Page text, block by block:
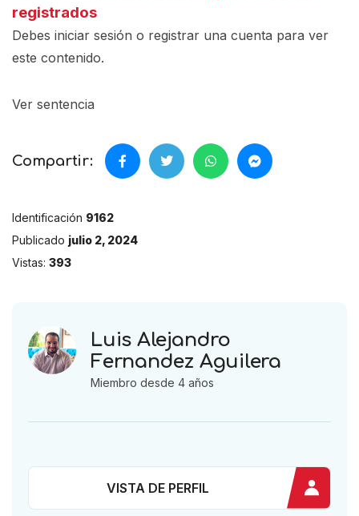
registrados
Debes iniciar sesión o registrar una cuenta para ver
este contenido.
Ver sentencia
Compartir:
Identificación 9162
Publicado julio 2, 2024
Vistas: 393
Luis Alejandro
Fernandez Aguilera
Miembro desde 4 años
VISTA DE PERFIL